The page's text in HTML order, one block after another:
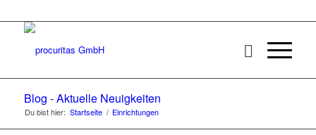
Blog - Aktuelle Neuigkeiten
Du bist hier: Startseite / Einrichtungen